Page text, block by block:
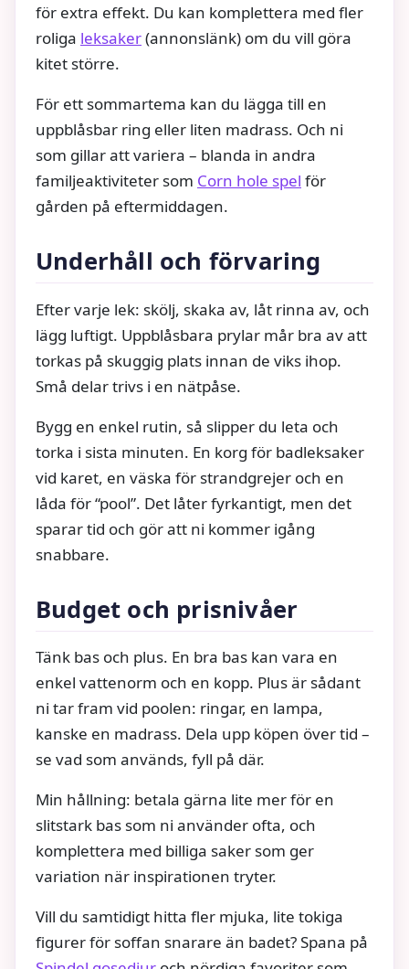
för extra effekt. Du kan komplettera med fler
roliga leksaker(annonslänk) om du vill göra
kitet större.
För ett sommartema kan du lägga till en
uppblåsbar ring eller liten madrass. Och ni
som gillar att variera – blanda in andra
familjeaktiviteter som Corn hole spel för
gården på eftermiddagen.
Underhåll och förvaring
Efter varje lek: skölj, skaka av, låt rinna av, och
lägg luftigt. Uppblåsbara prylar mår bra av att
torkas på skuggig plats innan de viks ihop.
Små delar trivs i en nätpåse.
Bygg en enkel rutin, så slipper du leta och
torka i sista minuten. En korg för badleksaker
vid karet, en väska för strandgrejer och en
låda för “pool”. Det låter fyrkantigt, men det
sparar tid och gör att ni kommer igång
snabbare.
Budget och prisnivåer
Tänk bas och plus. En bra bas kan vara en
enkel vattenorm och en kopp. Plus är sådant
ni tar fram vid poolen: ringar, en lampa,
kanske en madrass. Dela upp köpen över tid –
se vad som används, fyll på där.
Min hållning: betala gärna lite mer för en
slitstark bas som ni använder ofta, och
komplettera med billiga saker som ger
variation när inspirationen tryter.
Vill du samtidigt hitta fler mjuka, lite tokiga
figurer för soffan snarare än badet? Spana på